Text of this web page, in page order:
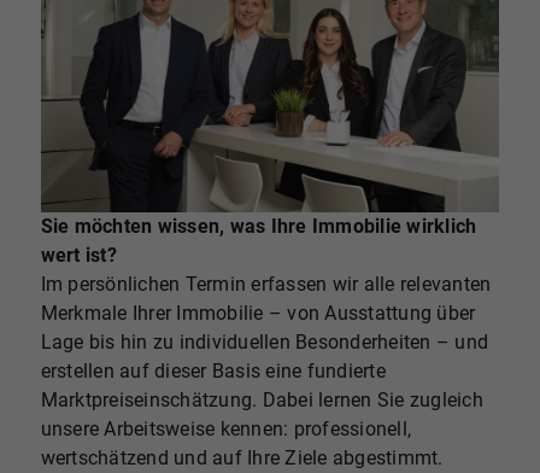
Marco Witzel, Dr. Britta Oebels, Selina Valletta-
Musculus, Christoph Engels | Geschäftsleitung
Sie möchten wissen, was Ihre Immobilie wirklich
wert ist?
Im persönlichen Termin erfassen wir alle relevanten
Merkmale Ihrer Immobilie – von Ausstattung über
Lage bis hin zu individuellen Besonderheiten – und
erstellen auf dieser Basis eine fundierte
Marktpreiseinschätzung. Dabei lernen Sie zugleich
unsere Arbeitsweise kennen: professionell,
wertschätzend und auf Ihre Ziele abgestimmt.